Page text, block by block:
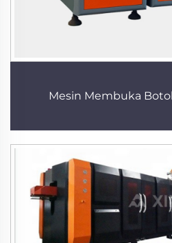
Mesin Membuka